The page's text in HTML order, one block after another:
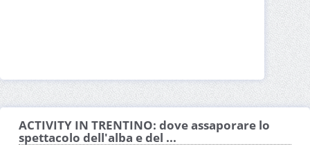
ACTIVITY IN TRENTINO: dove assaporare lo
spettacolo dell'alba e del ...